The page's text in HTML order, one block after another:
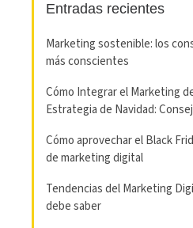
Entradas recientes
Marketing sostenible: los
más conscientes
Cómo Integrar el Marketing
Estrategia de Navidad:
Cómo aprovechar el Black
de marketing digital
Tendencias del Marketing
debe saber